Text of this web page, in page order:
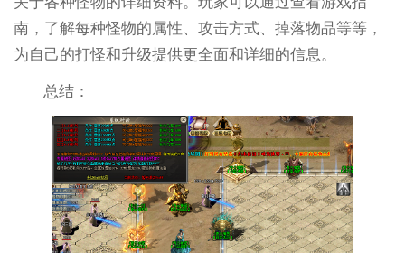
南，了解每种怪物的属性、攻击方式、掉落物品等等，
为自己的打怪和升级提供更全面和详细的信息。
总结：